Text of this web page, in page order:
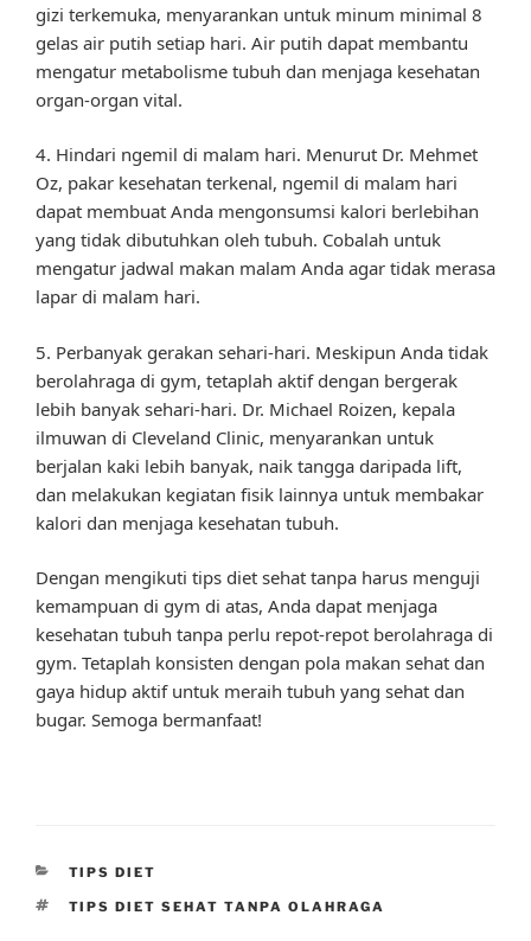
gizi terkemuka, menyarankan untuk minum minimal 8
gelas air putih setiap hari. Air putih dapat membantu
mengatur metabolisme tubuh dan menjaga kesehatan
organ-organ vital.
4. Hindari ngemil di malam hari. Menurut Dr. Mehmet
Oz, pakar kesehatan terkenal, ngemil di malam hari
dapat membuat Anda mengonsumsi kalori berlebihan
yang tidak dibutuhkan oleh tubuh. Cobalah untuk
mengatur jadwal makan malam Anda agar tidak merasa
lapar di malam hari.
5. Perbanyak gerakan sehari-hari. Meskipun Anda tidak
berolahraga di gym, tetaplah aktif dengan bergerak
lebih banyak sehari-hari. Dr. Michael Roizen, kepala
ilmuwan di Cleveland Clinic, menyarankan untuk
berjalan kaki lebih banyak, naik tangga daripada lift,
dan melakukan kegiatan fisik lainnya untuk membakar
kalori dan menjaga kesehatan tubuh.
Dengan mengikuti tips diet sehat tanpa harus menguji
kemampuan di gym di atas, Anda dapat menjaga
kesehatan tubuh tanpa perlu repot-repot berolahraga di
gym. Tetaplah konsisten dengan pola makan sehat dan
gaya hidup aktif untuk meraih tubuh yang sehat dan
bugar. Semoga bermanfaat!
CATEGORIES
TIPS DIET
TAGS
TIPS DIET SEHAT TANPA OLAHRAGA